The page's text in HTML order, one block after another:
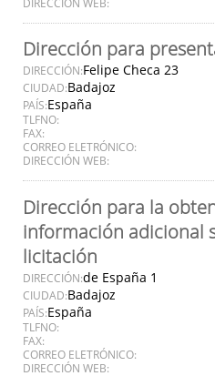
Dirección para
DIRECCIÓN:Felipe Checa 23
CIUDAD:Badajoz
PAÍS:España
TLFNO:
FAX:
CORREO ELETRÓNICO:
DIRECCIÓN WEB:
Dirección para la
información adicional
licitación
DIRECCIÓN:de España 1
CIUDAD:Badajoz
PAÍS:España
TLFNO:
FAX:
CORREO ELETRÓNICO:
DIRECCIÓN WEB: